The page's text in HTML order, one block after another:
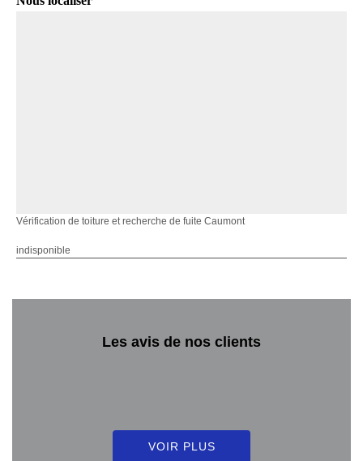
Vérification de toiture et recherche de fuite Caumont
indisponible
Les avis de nos clients
VOIR PLUS